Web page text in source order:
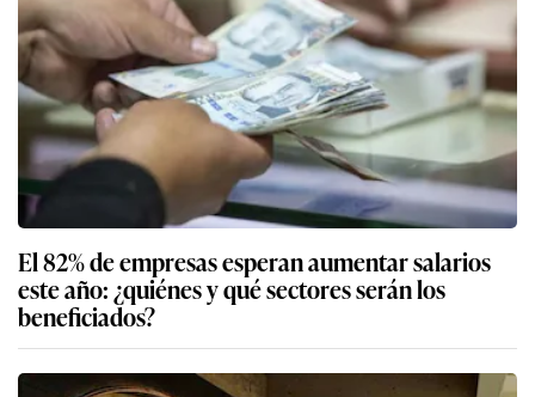
El 82% de empresas esperan aumentar salarios
este año: ¿quiénes y qué sectores serán los
beneficiados?